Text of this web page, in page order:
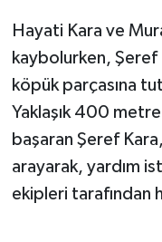
Hayati Kara ve
kaybolurken,
köpük parçasına
Yaklaşık 400 metre
başaran Şeref
arayarak, yardım
ekipleri tarafından